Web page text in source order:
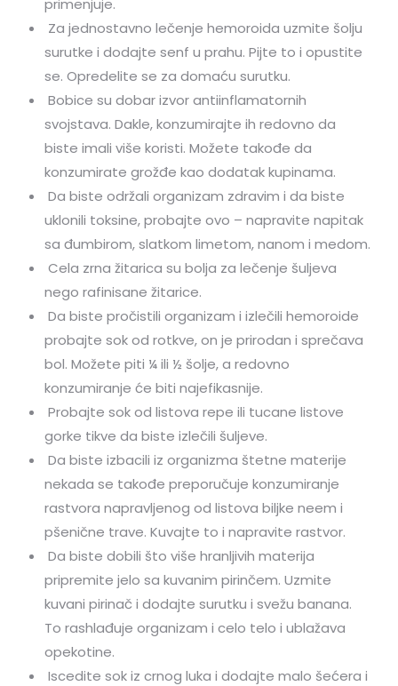
primenjuje.
Za jednostavno lečenje hemoroida uzmite šolju
surutke i dodajte senf u prahu. Pijte to i opustite
se. Opredelite se za domaću surutku.
Bobice su dobar izvor antiinflamatornih
svojstava. Dakle, konzumirajte ih redovno da
biste imali više koristi. Možete takođe da
konzumirate grožđe kao dodatak kupinama.
Da biste održali organizam zdravim i da biste
uklonili toksine, probajte ovo – napravite napitak
sa đumbirom, slatkom limetom, nanom i medom.
Cela zrna žitarica su bolja za lečenje šuljeva
nego rafinisane žitarice.
Da biste pročistili organizam i izlečili hemoroide
probajte sok od rotkve, on je prirodan i sprečava
bol. Možete piti ¼ ili ½ šolje, a redovno
konzumiranje će biti najefikasnije.
Probajte sok od listova repe ili tucane listove
gorke tikve da biste izlečili šuljeve.
Da biste izbacili iz organizma štetne materije
nekada se takođe preporučuje konzumiranje
rastvora napravljenog od listova biljke neem i
pšenične trave. Kuvajte to i napravite rastvor.
Da biste dobili što više hranljivih materija
pripremite jelo sa kuvanim pirinčem. Uzmite
kuvani pirinač i dodajte surutku i svežu banana.
To rashlađuje organizam i celo telo i ublažava
opekotine.
Iscedite sok iz crnog luka i dodajte malo šećera i